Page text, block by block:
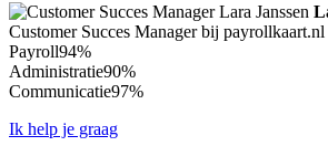
Customer Succes Manager bij payrollkaart.nl
Payroll94%
Administratie90%
Communicatie97%
Ik help je graag